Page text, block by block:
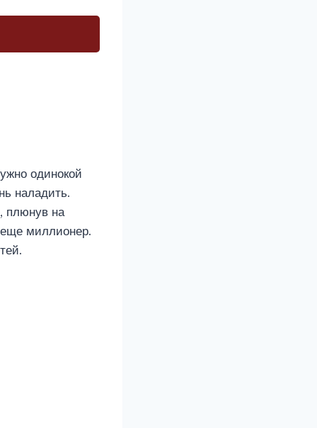
одинокой
наладить.
плюнув на
еще миллионер.